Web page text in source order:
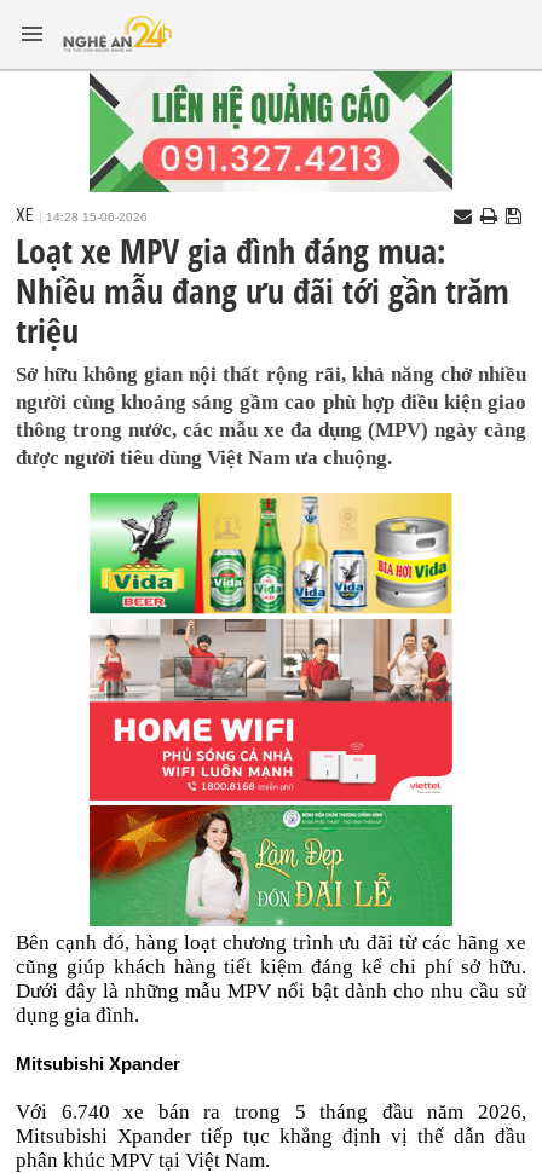
XE 14:28 15-06-2026
Loạt xe MPV gia đình đáng mua:
Nhiều mẫu đang ưu đãi tới gần trăm
triệu
Sở hữu không gian nội thất rộng rãi, khả năng chở nhiều
người cùng khoảng sáng gầm cao phù hợp điều kiện giao
thông trong nước, các mẫu xe đa dụng (MPV) ngày càng
được người tiêu dùng Việt Nam ưa chuộng.
Bên cạnh đó, hàng loạt chương trình ưu đãi từ các hãng xe
cũng giúp khách hàng tiết kiệm đáng kể chi phí sở hữu.
Dưới đây là những mẫu MPV nổi bật dành cho nhu cầu sử
dụng gia đình.
Mitsubishi Xpander
Với 6.740 xe bán ra trong 5 tháng đầu năm 2026,
Mitsubishi Xpander tiếp tục khẳng định vị thế dẫn đầu
phân khúc MPV tại Việt Nam.